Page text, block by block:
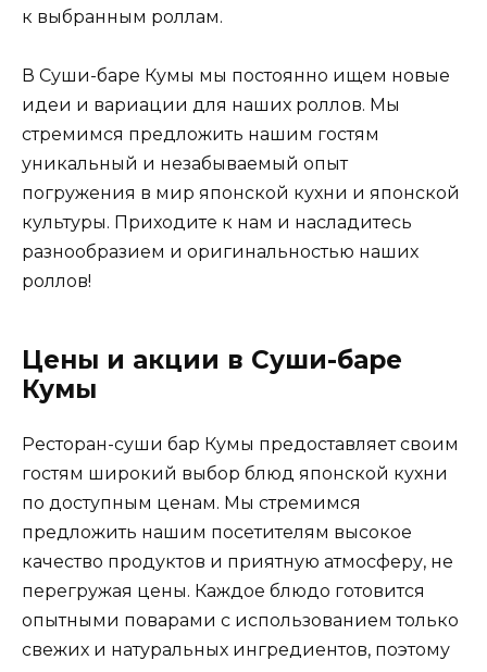
к выбранным роллам.
В Суши-баре Кумы мы постоянно ищем новые
идеи и вариации для наших роллов. Мы
стремимся предложить нашим гостям
уникальный и незабываемый опыт
погружения в мир японской кухни и японской
культуры. Приходите к нам и насладитесь
разнообразием и оригинальностью наших
роллов!
Цены и акции в Суши-баре
Кумы
Ресторан-суши бар Кумы предоставляет своим
гостям широкий выбор блюд японской кухни
по доступным ценам. Мы стремимся
предложить нашим посетителям высокое
качество продуктов и приятную атмосферу, не
перегружая цены. Каждое блюдо готовится
опытными поварами с использованием только
свежих и натуральных ингредиентов, поэтому